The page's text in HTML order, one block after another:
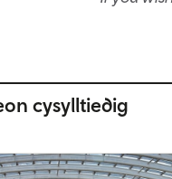
cysylltiedig